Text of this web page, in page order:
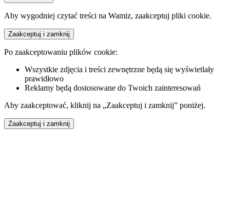
Aby wygodniej czytać treści na Wamiz, zaakceptuj pliki cookie.
Zaakceptuj i zamknij
Po zaakceptowaniu plików cookie:
Wszystkie zdjęcia i treści zewnętrzne będą się wyświetlały
prawidłowo
Reklamy będą dostosowane do Twoich zainteresowań
Aby zaakceptować, kliknij na „Zaakceptuj i zamknij” poniżej.
Zaakceptuj i zamknij